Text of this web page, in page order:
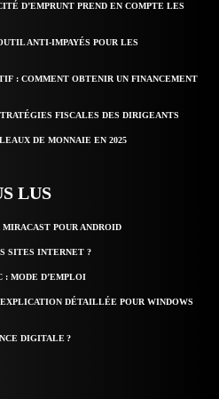
D’EMPRUNT PREND EN COMPTE LES
ANTI-IMPAYÉS POUR LES
: COMMENT OBTENIR UN FINANCEMENT
FISCALES DES DIRIGEANTS
DE MONNAIE EN 2025
LUS
POUR ANDROID
SITES INTERNET ?
: MODE D’EMPLOI
DÉTAILLÉE POUR WINDOWS
DIGITALE ?